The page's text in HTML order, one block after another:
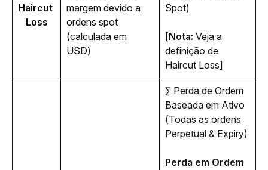
Haircut
Loss
margem devido a
ordens spot
(calculada em
USD)
Spot)
[Nota: Veja a
definição de
Haircut Loss]
∑ Perda de Ordem
Baseada em Ativo
(Todas as ordens
Perpetual & Expiry)
Perda em Ordem